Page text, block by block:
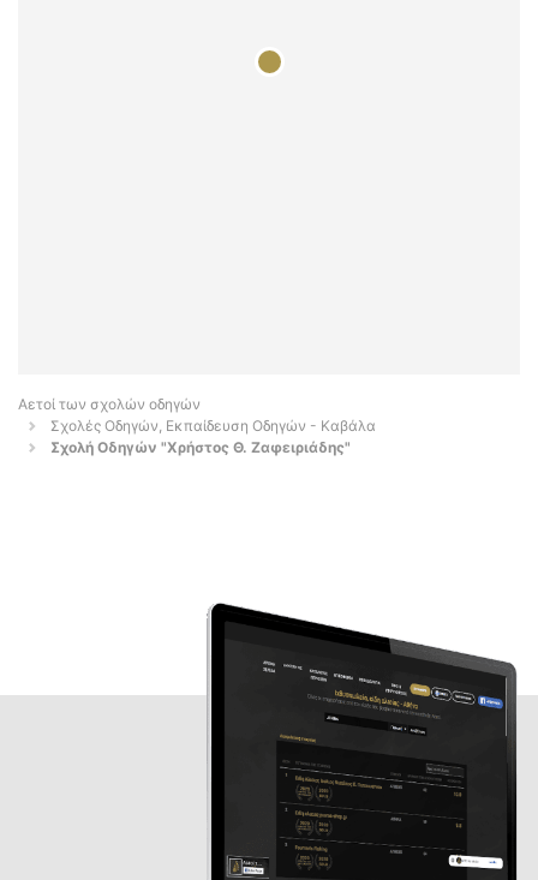
Αετοί των σχολών οδηγών
Σχολές Οδηγών, Εκπαίδευση Οδηγών - Καβάλα
Σχολή Οδηγών "Χρήστος Θ. Ζαφειριάδης"